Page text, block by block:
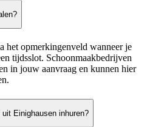
het opmerkingenveld wanneer je
tijdsslot. Schoonmaakbedrijven
in jouw aanvraag en kunnen hier
Einighausen inhuren?